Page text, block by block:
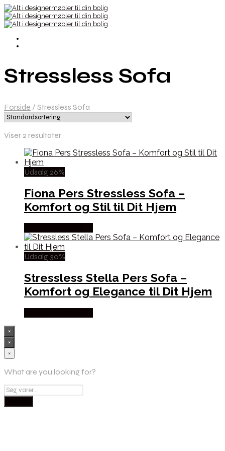
Stressless Sofa
Forside / Stressless Sofa
Viser 2 resultater
Udsalg 26%
Fiona Pers Stressless Sofa –
Komfort og Stil til Dit Hjem
Udsalg 30%
Stressless Stella Pers Sofa –
Komfort og Elegance til Dit Hjem
×
×
×
What are you looking for?